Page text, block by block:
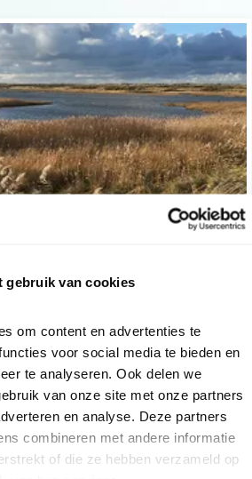
gebruik van cookies
om content en advertenties te
voor social media te bieden en
te analyseren. Ook delen we
van onze site met onze partners
en analyse. Deze partners
combineren met andere informatie
of die ze hebben verzameld op
Vlieland
natuurliefhe..